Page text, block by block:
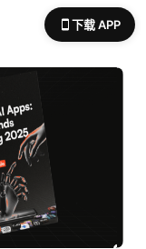
下载 APP